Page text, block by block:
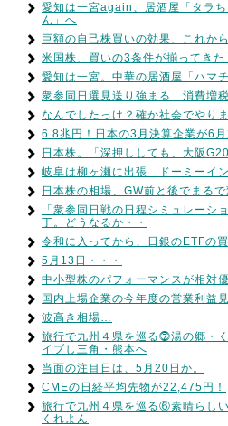
愛知は一宮again、居酒屋「タラ
ん」へ
巨額の自己株買いの効果、これか
米国株、買いの3条件が揃ってきた
愛知は一宮。中華の居酒屋「ハマ
衆参同日選見送り強まる 消費増
なんでしたっけ？確か社会でやり
6.8兆円！日本の3月決算企業が6
日本株。「深押ししても、大阪
岐阜は柳ヶ瀬に出張…ドーミーイ
日本株の相場、GW前と後でまる
「衆参同日戦の日程シミュレーシ
丁。どうなるか・・
令和に入ってから、日銀のETFの
5月13日・・・
中小型株のパフォーマンスが相対
国内上場企業の今年度の営業利益
波高き相場…
旅行で九州４県を巡る⓻湯の郷・
イブし三角・熊本へ
当面の注目日は、5月20日か。
CMEの日経平均先物が22,475円！
旅行で九州４県を巡る⑥素晴らし
くれよん